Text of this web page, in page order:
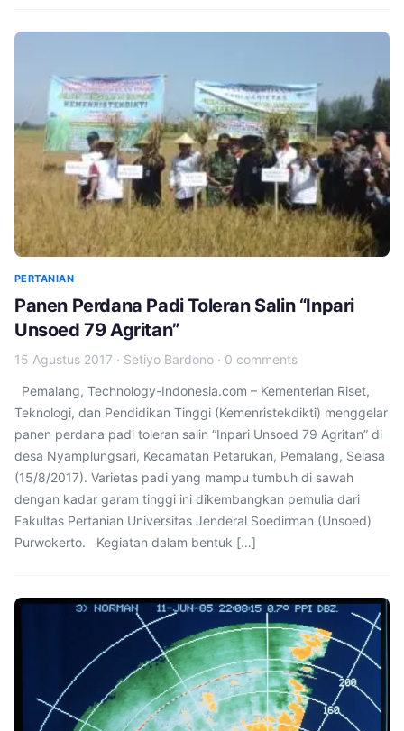
PERTANIAN
Panen Perdana Padi Toleran Salin “Inpari
Unsoed 79 Agritan”
15 Agustus 2017 · Setiyo Bardono · 0 comments
Pemalang, Technology-Indonesia.com – Kementerian Riset,
Teknologi, dan Pendidikan Tinggi (Kemenristekdikti) menggelar
panen perdana padi toleran salin “Inpari Unsoed 79 Agritan” di
desa Nyamplungsari, Kecamatan Petarukan, Pemalang, Selasa
(15/8/2017). Varietas padi yang mampu tumbuh di sawah
dengan kadar garam tinggi ini dikembangkan pemulia dari
Fakultas Pertanian Universitas Jenderal Soedirman (Unsoed)
Purwokerto. Kegiatan dalam bentuk […]